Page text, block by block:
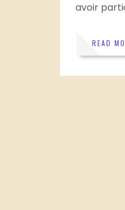
avoir
READ